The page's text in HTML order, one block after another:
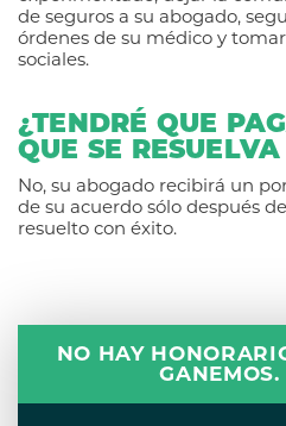
de seguros a su abogado,
órdenes de su médico y
sociales.
¿TENDRÉ QUE
QUE SE
No, su abogado recibirá un
de su acuerdo sólo después
resuelto con éxito.
NO HAY